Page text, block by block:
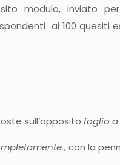
modulo, inviato per
ai 100
sull’appositofoglio
,con la